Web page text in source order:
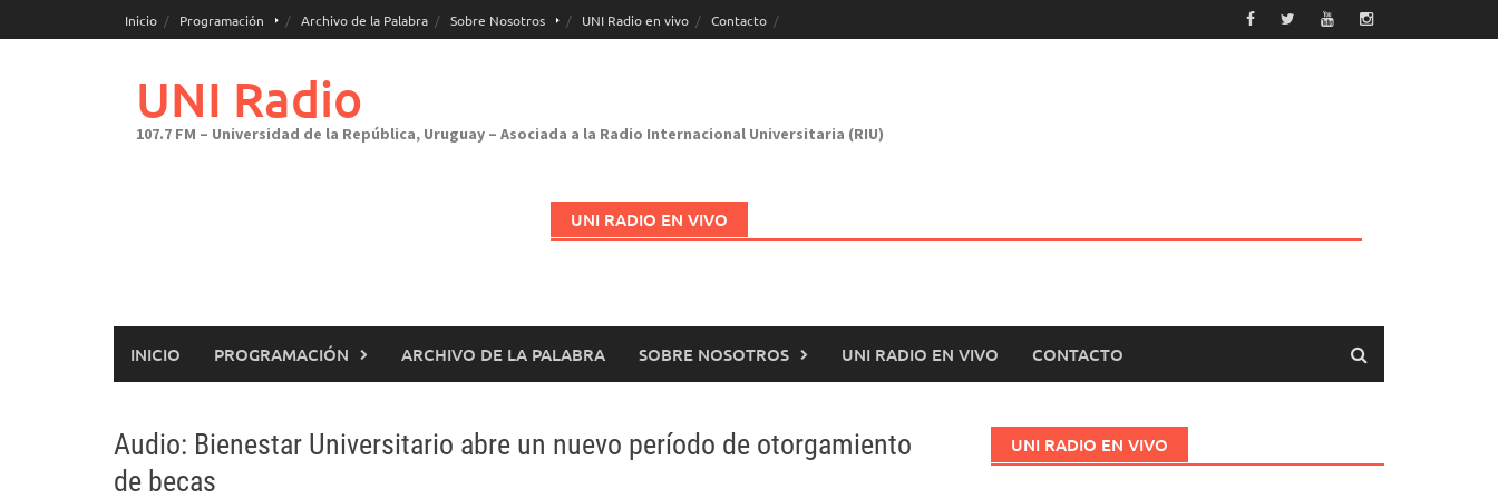
al
Inicio Programación Archivo de la Palabra Sobre Nosotros UNI Radio en vivo Contacto
UNI Radio
107.7 FM – Universidad de la República, Uruguay – Asociada a la Radio Internacional Universitaria (RIU)
UNI RADIO EN VIVO
INICIO PROGRAMACIÓN ARCHIVO DE LA PALABRA SOBRE NOSOTROS UNI RADIO EN VIVO CONTACTO
Audio: Bienestar Universitario abre un nuevo período de otorgamiento
de becas
UNI RADIO EN VIVO